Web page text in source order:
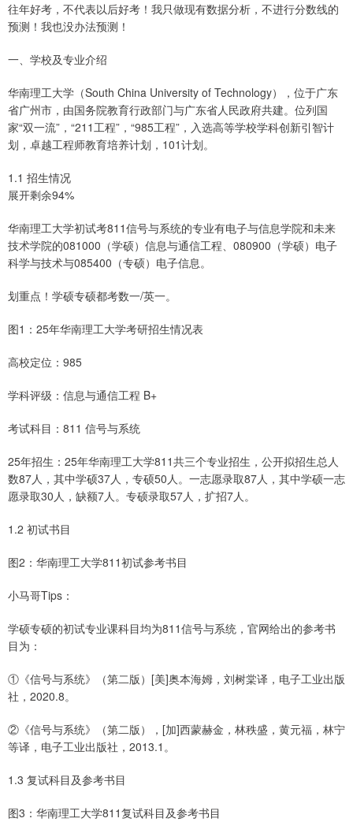
往年好考，不代表以后好考！我只做现有数据分析，不进行分数线的
预测！我也没办法预测！
一、学校及专业介绍
华南理工大学（South China University of Technology），位于广东
省广州市，由国务院教育行政部门与广东省人民政府共建。位列国
家“双一流”，“211工程”，“985工程”，入选高等学校学科创新引智计
划，卓越工程师教育培养计划，101计划。
1.1 招生情况
展开剩余94%
华南理工大学初试考811信号与系统的专业有电子与信息学院和未来
技术学院的081000（学硕）信息与通信工程、080900（学硕）电子
科学与技术与085400（专硕）电子信息。
划重点！学硕专硕都考数一/英一。
图1：25年华南理工大学考研招生情况表
高校定位：985
学科评级：信息与通信工程 B+
考试科目：811 信号与系统
25年招生：25年华南理工大学811共三个专业招生，公开拟招生总人
数87人，其中学硕37人，专硕50人。一志愿录取87人，其中学硕一志
愿录取30人，缺额7人。专硕录取57人，扩招7人。
1.2 初试书目
图2：华南理工大学811初试参考书目
小马哥Tips：
学硕专硕的初试专业课科目均为811信号与系统，官网给出的参考书
目为：
①《信号与系统》（第二版）[美]奥本海姆，刘树棠译，电子工业出版
社，2020.8。
②《信号与系统》（第二版），[加]西蒙赫金，林秩盛，黄元福，林宁
等译，电子工业出版社，2013.1。
1.3 复试科目及参考书目
图3：华南理工大学811复试科目及参考书目